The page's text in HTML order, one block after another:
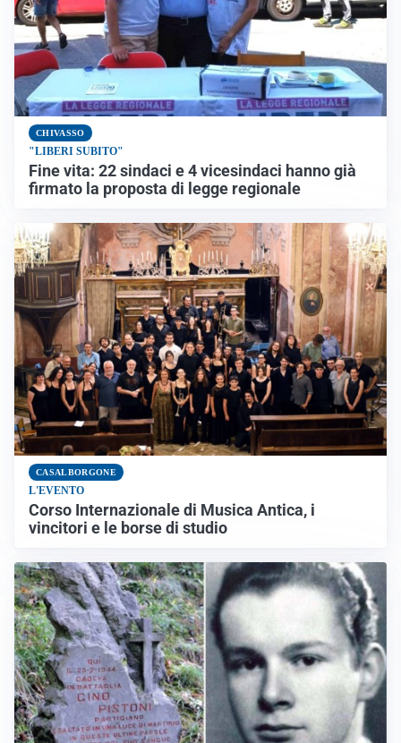
CHIVASSO
"LIBERI SUBITO"
Fine vita: 22 sindaci e 4 vicesindaci hanno già
firmato la proposta di legge regionale
CASALBORGONE
L'EVENTO
Corso Internazionale di Musica Antica, i
vincitori e le borse di studio